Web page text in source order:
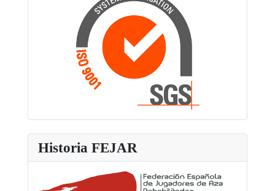
Historia FEJAR